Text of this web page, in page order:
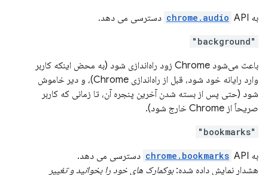
به chrome.audio API دسترسی می دهد.
"background"
باعث می‌شود Chrome زود راه‌اندازی شود (به محض اینکه کاربر
وارد رایانه خود شود، قبل از راه‌اندازی Chrome)، و دیر خاموش
شود (حتی پس از بسته شدن آخرین پنجره آن، تا زمانی که کاربر
صریحاً از Chrome خارج شود).
"bookmarks"
به chrome.bookmarks API دسترسی می دهد.
هشدار نمایش داده شده:بوکمارک های خود را بخوانید و تغییر